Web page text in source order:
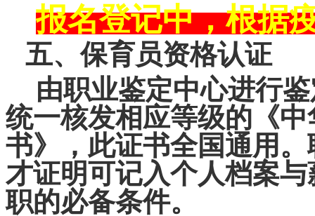
报名登记中，根据
五、保育员资格认证
由职业鉴定中心进行
统一核发相应等级的《
书》，此证书全国通用
才证明可记入个人档案
职的必备条件。